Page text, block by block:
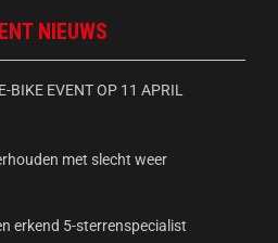
NIEUWS
BIKE EVENT OP 11 APRIL
met slecht weer
erkend 5-sterrenspecialist